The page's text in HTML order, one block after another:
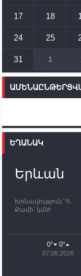
14:54
ունեն.
11:03
ՄԱԿ-ի
17 18
24 25
31 1
ԵՂԱՆԱԿ
Երևան
Խոնավություն՝ %
Քամի՝ կմ/ժ
0° 0°
07.08.2026